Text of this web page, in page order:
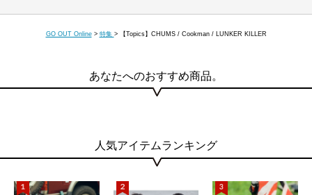
GO OUT Online > 特集 > 【Topics】CHUMS / Cookman / LUNKER KILLER
あなたへのおすすめ商品。
人気アイテムランキング